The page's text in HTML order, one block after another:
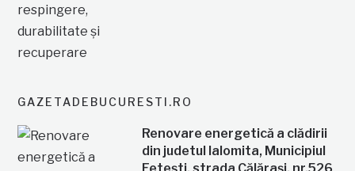
GAZETADEBUCURESTI.RO
Renovare energetică a clădirii
din judetul Ialomita, Municipiul
Fetești, strada Călărași, nr.526